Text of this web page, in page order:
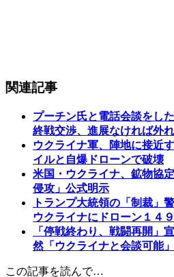
関連記事
プーチン氏と電話会談をし
終戦交渉、進展なければ外れ
ウクライナ軍、陣地に接近
イルと自爆ドローンで破壊
米国・ウクライナ、鉱物協
侵攻」公式明示
トランプ大統領の「制裁」
ウクライナにドローン１４
「停戦終わり、戦闘再開」
然「ウクライナと会談可能」
この記事を読んで…